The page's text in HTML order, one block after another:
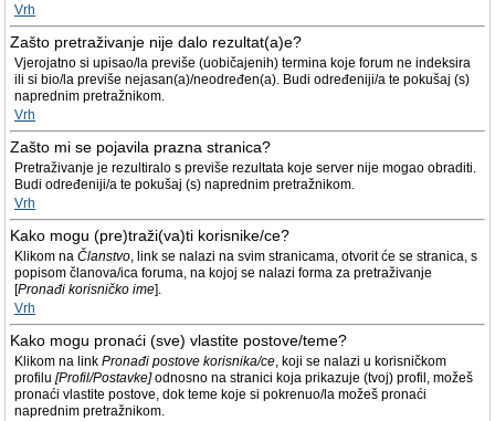
Vrh
Zašto pretraživanje nije dalo rezultat(a)e?
Vjerojatno si upisao/la previše (uobičajenih) termina koje forum ne indeksira
ili si bio/la previše nejasan(a)/neodređen(a). Budi određeniji/a te pokušaj (s)
naprednim pretražnikom.
Vrh
Zašto mi se pojavila prazna stranica?
Pretraživanje je rezultiralo s previše rezultata koje server nije mogao obraditi.
Budi određeniji/a te pokušaj (s) naprednim pretražnikom.
Vrh
Kako mogu (pre)traži(va)ti korisnike/ce?
Klikom na Članstvo, link se nalazi na svim stranicama, otvorit će se stranica, s
popisom članova/ica foruma, na kojoj se nalazi forma za pretraživanje
[Pronađi korisničko ime].
Vrh
Kako mogu pronaći (sve) vlastite postove/teme?
Klikom na link Pronađi postove korisnika/ce, koji se nalazi u korisničkom
profilu [Profil/Postavke]odnosno na stranici koja prikazuje (tvoj) profil, možeš
pronaći vlastite postove, dok teme koje si pokrenuo/la možeš pronaći
naprednim pretražnikom.